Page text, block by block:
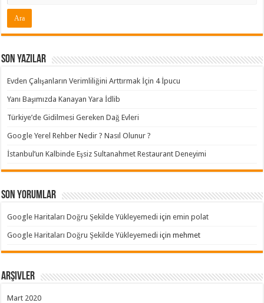
Son Yazılar
Evden Çalışanların Verimliliğini Arttırmak İçin 4 İpucu
Yanı Başımızda Kanayan Yara İdlib
Türkiye’de Gidilmesi Gereken Dağ Evleri
Google Yerel Rehber Nedir ? Nasıl Olunur ?
İstanbul’un Kalbinde Eşsiz Sultanahmet Restaurant Deneyimi
Son yorumlar
Google Haritaları Doğru Şekilde Yükleyemedi içinemin polat
Google Haritaları Doğru Şekilde Yükleyemedi içinmehmet
Arşivler
Mart 2020